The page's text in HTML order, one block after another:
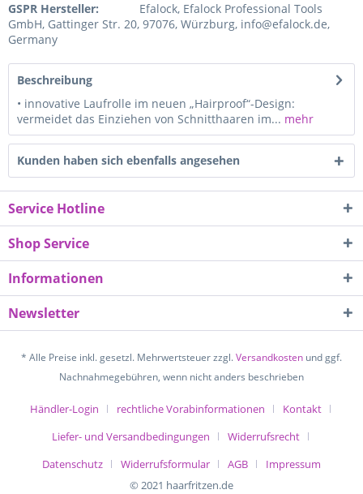
GSPR Hersteller:
Efalock, Efalock Professional Tools
GmbH, Gattinger Str. 20, 97076, Würzburg, info@efalock.de,
Germany
Beschreibung
• innovative Laufrolle im neuen „Hairproof“-Design:
vermeidet das Einziehen von Schnitthaaren im... mehr
Kunden haben sich ebenfalls angesehen
Service Hotline
Shop Service
Informationen
Newsletter
* Alle Preise inkl. gesetzl. Mehrwertsteuer zzgl.Versandkosten und ggf.
Nachnahmegebühren, wenn nicht anders beschrieben
Händler-Login rechtliche Vorabinformationen
Kontakt
Liefer- und Versandbedingungen
Widerrufsrecht
Datenschutz
Widerrufsformular AGB
Impressum
© 2021 haarfritzen.de